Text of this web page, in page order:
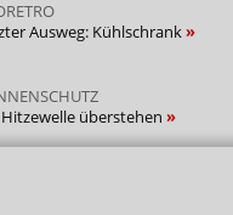
Ausweg: Kühlschrank
Hitzewelle überstehen